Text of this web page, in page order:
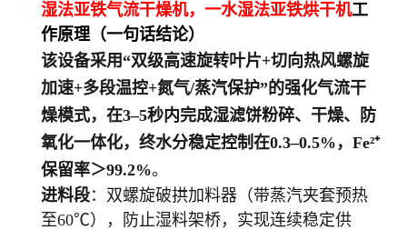
湿法亚铁气流干燥机， 一水湿法亚铁烘干机工
作原理（一句话结论）
该设备采用“双级高速旋转叶片+切向热风螺旋
加速+多段温控+氮气/蒸汽保护”的强化气流干
燥模式，在3–5秒内完成湿滤饼粉碎、干燥、防
氧化一体化，终水分稳定控制在0.3–0.5%，Fe²⁺
保留率＞99.2%。
进料段：双螺旋破拱加料器（带蒸汽夹套预热
至60℃），防止湿料架桥，实现连续稳定供